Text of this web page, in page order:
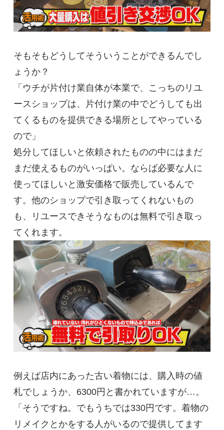
そもそもどうしてそういうことができるんでし
ょうか？
「ウチが片付け業自体が本業で、こっちのリユ
ースショップは、片付け業の中でどうしても出
てくるものを提供できる場所としてやっている
ので」
処分してほしいと依頼されたものの中にはまだ
まだ使えるものがいっぱい。ならば必要な人に
使ってほしいと激安価格で販売しているんで
す。他のショップで引き取ってくれないもの
も、リユースできそうなものは無料で引き取っ
てくれます。
例えば店内にあった古い着物には、購入時の値
札でしょうか、6300円と書かれていますが…。
「そうですね。でもうちでは330円です。着物の
リメイクとかをする人がいるので提供してます